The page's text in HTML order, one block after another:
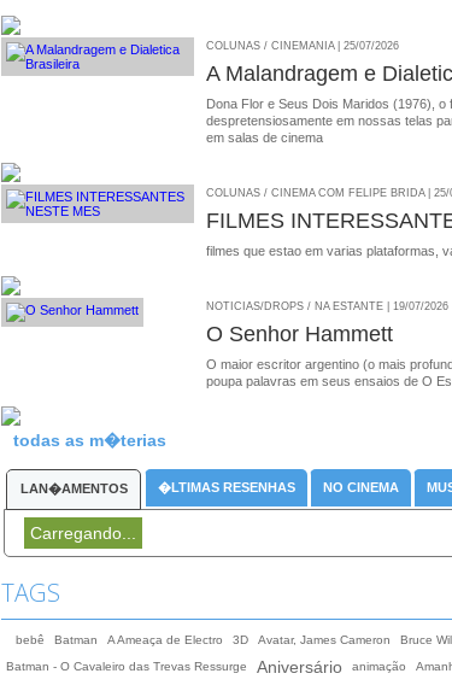
COLUNAS / CINEMANIA | 25/07/2026
A Malandragem e
Dona Flor e Seus Dois Maridos (1976), o
despretensiosamente em nossas telas
em salas de cinema
COLUNAS / CINEMA COM FELIPE BRIDA | 25/
FILMES
filmes que estao em varias plataformas,
NOTICIAS/DROPS / NA ESTANTE | 19/07/2026
O Senhor Hammett
O maior escritor argentino (o mais
poupa palavras em seus ensaios de O
todas as m�terias
LAN�AMENTOS �LTIMAS RESENHAS NO CINEMA
Carregando...
TAGS
bebê Batman A Ameaça de Electro 3D Avatar, James Cameron Bruce
Batman - O Cavaleiro das Trevas Ressurge
Aniversário animação